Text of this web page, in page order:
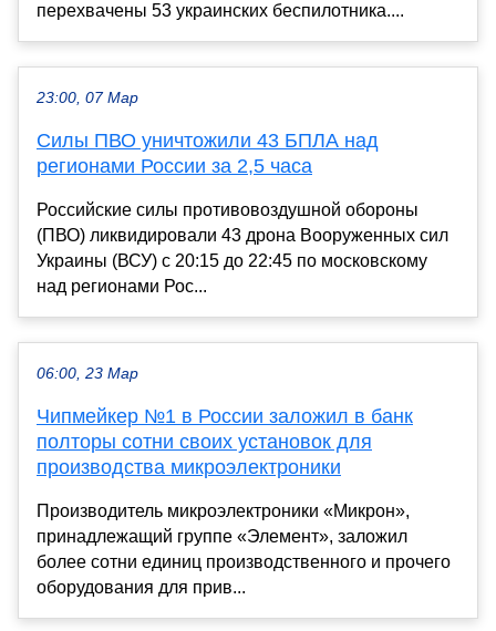
перехвачены 53 украинских беспилотника....
23:00, 07 Мар
Силы ПВО уничтожили 43 БПЛА над
регионами России за 2,5 часа
Российские силы противовоздушной обороны
(ПВО) ликвидировали 43 дрона Вооруженных сил
Украины (ВСУ) с 20:15 до 22:45 по московскому
над регионами Рос...
06:00, 23 Мар
Чипмейкер №1 в России заложил в банк
полторы сотни своих установок для
производства микроэлектроники
Производитель микроэлектроники «Микрон»,
принадлежащий группе «Элемент», заложил
более сотни единиц производственного и прочего
оборудования для прив...